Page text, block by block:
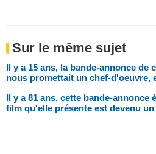
Sur le même sujet
Il y a 15 ans, la bande-annonce de
nous promettait un chef-d'oeuvre,
Il y a 81 ans, cette bande-annonce
film qu'elle présente est devenu